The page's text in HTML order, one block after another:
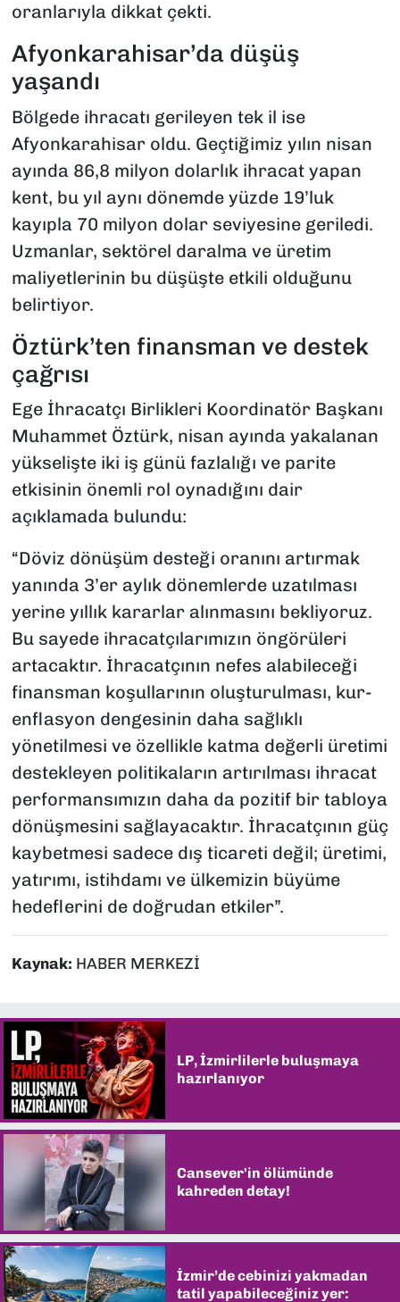
oranlarıyla dikkat çekti.
Afyonkarahisar’da düşüş
yaşandı
Bölgede ihracatı gerileyen tek il ise
Afyonkarahisar oldu. Geçtiğimiz yılın nisan
ayında 86,8 milyon dolarlık ihracat yapan
kent, bu yıl aynı dönemde yüzde 19’luk
kayıpla 70 milyon dolar seviyesine geriledi.
Uzmanlar, sektörel daralma ve üretim
maliyetlerinin bu düşüşte etkili olduğunu
belirtiyor.
Öztürk’ten finansman ve destek
çağrısı
Ege İhracatçı Birlikleri Koordinatör Başkanı
Muhammet Öztürk, nisan ayında yakalanan
yükselişte iki iş günü fazlalığı ve parite
etkisinin önemli rol oynadığını dair
açıklamada bulundu:
“Döviz dönüşüm desteği oranını artırmak
yanında 3’er aylık dönemlerde uzatılması
yerine yıllık kararlar alınmasını bekliyoruz.
Bu sayede ihracatçılarımızın öngörüleri
artacaktır. İhracatçının nefes alabileceği
finansman koşullarının oluşturulması, kur-
enflasyon dengesinin daha sağlıklı
yönetilmesi ve özellikle katma değerli üretimi
destekleyen politikaların artırılması ihracat
performansımızın daha da pozitif bir tabloya
dönüşmesini sağlayacaktır. İhracatçının güç
kaybetmesi sadece dış ticareti değil; üretimi,
yatırımı, istihdamı ve ülkemizin büyüme
hedeflerini de doğrudan etkiler”.
Kaynak: HABER MERKEZİ
LP, İzmirlilerle buluşmaya
hazırlanıyor
Cansever'in ölümünde
kahreden detay!
İzmir’de cebinizi yakmadan
tatil yapabileceğiniz yer: